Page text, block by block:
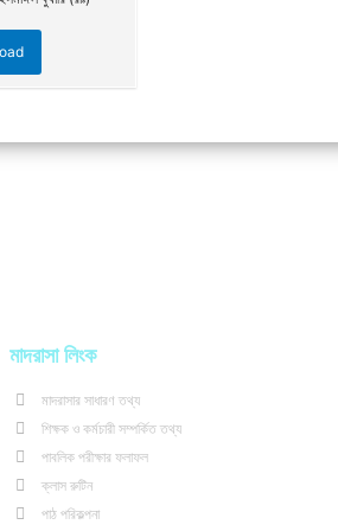
মাদরাসা লিংক
মাদরাসার সাধারণ তথ্য
শিক্ষক ও কর্মচারী সম্পর্কিত তথ্য
পাবলিক পরীক্ষার ফলাফল
ক্লাস রুটিন
পাঠ পরিকল্পনা